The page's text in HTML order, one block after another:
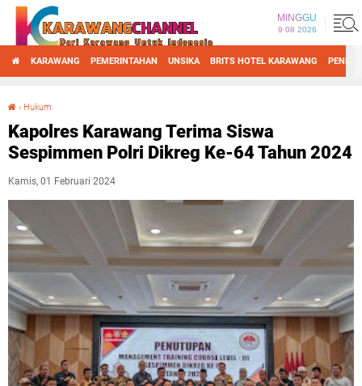
MINGGU
9 08 2026
KARAWANG PEMERINTAHAN UNSIKA BRITS HOTEL KARAWANG
› Hukum
Kapolres Karawang Terima Siswa
Sespimmen Polri Dikreg Ke-64 Tahun 2024
Kamis, 01 Februari 2024